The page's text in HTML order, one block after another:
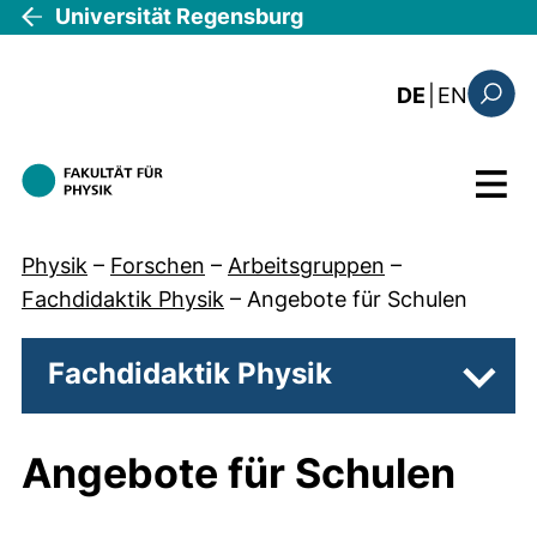
Direkt zum Inhalt
Universität Regensburg
DE EN: this
Menü
Physik – Forschen – Arbeitsgruppen –
Fachdidaktik Physik – Angebote für Schulen
Fachdidaktik Physik
Angebote für Schulen